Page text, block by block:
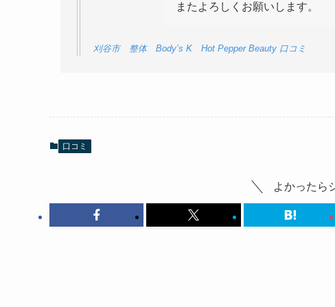
またよろしくお願いします。
刈谷市 整体 Body’s K Hot Pepper Beauty 口コミ
口コミ
よかったら